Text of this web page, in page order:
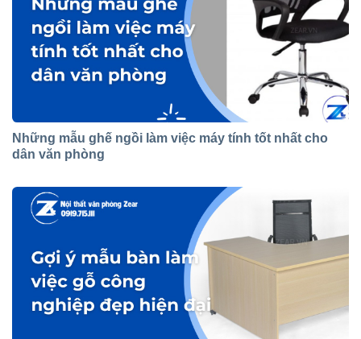
Những mẫu ghế ngồi làm việc máy tính tốt nhất cho
dân văn phòng